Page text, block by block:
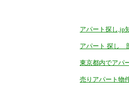
アパート探し,jp
アパート 探し
東京都内でアパ
売りアパート物